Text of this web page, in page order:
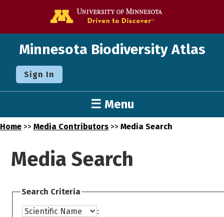
Minnesota Biodiversity Atlas
Sign In
☰ Menu
Home >> Media Contributors >> Media Search
Media Search
Search Criteria
: